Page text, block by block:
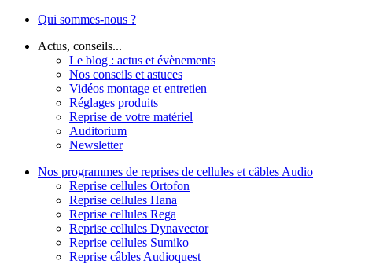
Qui sommes-nous ?
Actus, conseils...
Le blog : actus et évènements
Nos conseils et astuces
Vidéos montage et entretien
Réglages produits
Reprise de votre matériel
Auditorium
Newsletter
Nos programmes de reprises de cellules et câbles Audio
Reprise cellules Ortofon
Reprise cellules Hana
Reprise cellules Rega
Reprise cellules Dynavector
Reprise cellules Sumiko
Reprise câbles Audioquest